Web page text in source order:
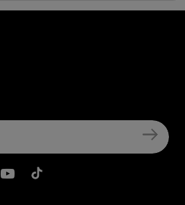
Kong
Instagram
Hong Kong
Belkin Youtube
Belkin TikTok